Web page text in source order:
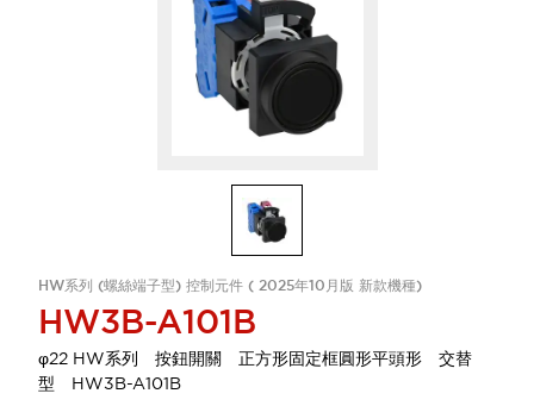
HW系列 (螺絲端子型) 控制元件 ( 2025年10月版 新款機種)
HW3B-A101B
φ22 HW系列 按鈕開關 正方形固定框圓形平頭形 交替
型 HW3B-A101B